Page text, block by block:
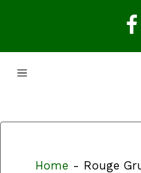
MENU
Home - Rouge